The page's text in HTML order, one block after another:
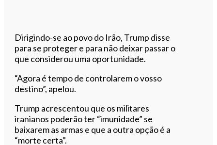
Dirigindo-se ao povo do Irão, Trump disse
para se proteger e para não deixar passar o
que considerou uma oportunidade.
“Agora é tempo de controlarem o vosso
destino”, apelou.
Trump acrescentou que os militares
iranianos poderão ter “imunidade” se
baixarem as armas e que a outra opção é a
“morte certa”.